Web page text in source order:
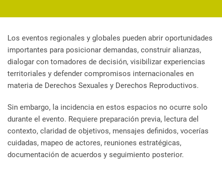
Los eventos regionales y globales pueden abrir oportunidades
importantes para posicionar demandas, construir alianzas,
dialogar con tomadores de decisión, visibilizar experiencias
territoriales y defender compromisos internacionales en
materia de Derechos Sexuales y Derechos Reproductivos.
Sin embargo, la incidencia en estos espacios no ocurre solo
durante el evento. Requiere preparación previa, lectura del
contexto, claridad de objetivos, mensajes definidos, vocerías
cuidadas, mapeo de actores, reuniones estratégicas,
documentación de acuerdos y seguimiento posterior.